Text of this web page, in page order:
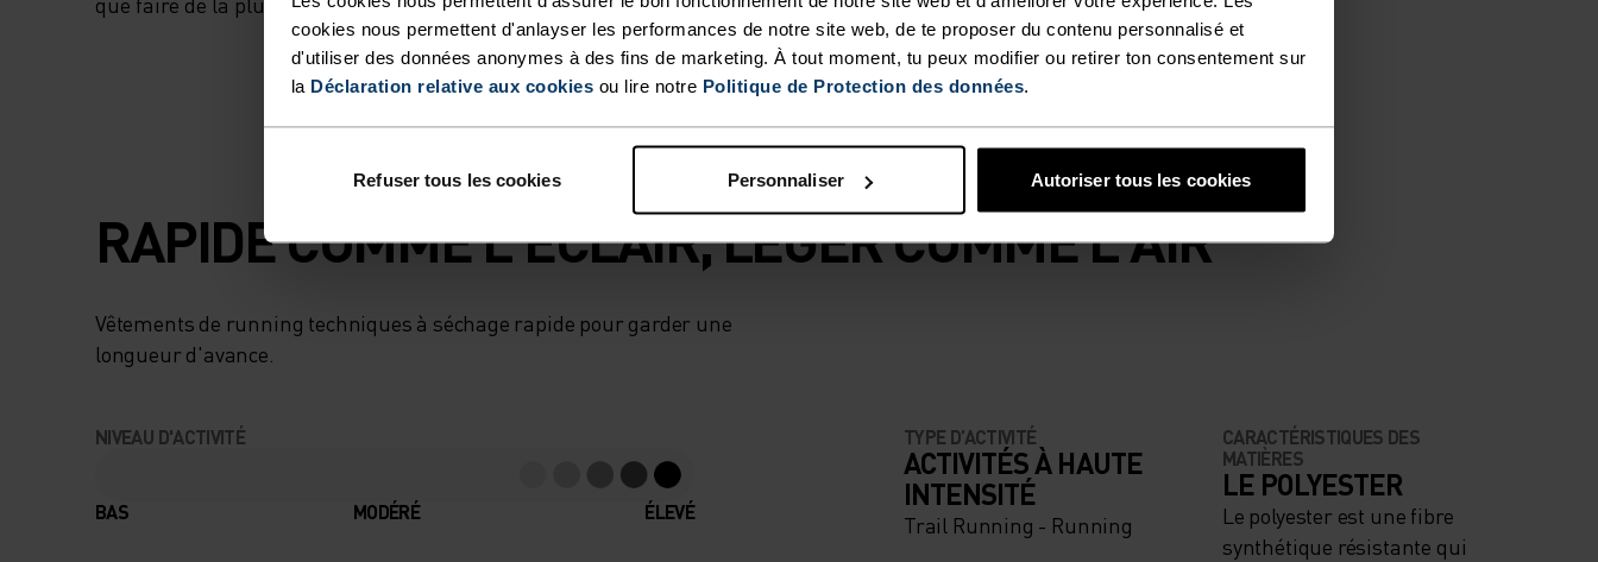
cookies nous permettent d'anlayser les performances de notre site web, de te proposer du contenu personnalisé et
d'utiliser des données anonymes à des fins de marketing. À tout moment, tu peux modifier ou retirer ton consentement sur
la Déclaration relative aux cookies ou lire notre Politique de Protection des données.
Refuser tous les cookies Personnaliser Autoriser tous les cookies
RAPIDE COMME L'ÉCLAIR, LÉGER COMME L'AIR
Vêtements de running techniques à séchage rapide pour garder une
longueur d'avance.
NIVEAU D'ACTIVITÉ
BAS MODÉRÉ ÉLEVÉ
TYPE D’ACTIVITÉ
ACTIVITÉS À HAUTE
INTENSITÉ
Trail Running - Running
CARACTÉRISTIQUES DES
MATIÈRES
LE POLYESTER
Le polyester est une fibre
synthétique résistante qui